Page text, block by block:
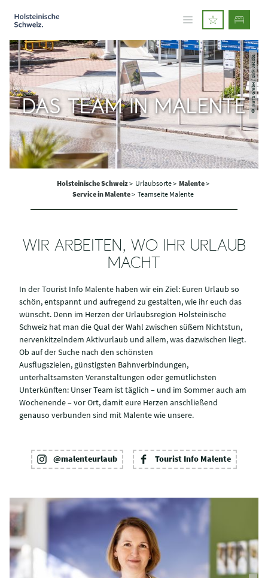
© MaTS GmbH / Dirk Jacobs
DAS TEAM IN MALENTE
Holsteinische Schweiz> Urlaubsorte > Malente>
Service in Malente> Teamseite Malente
WIR ARBEITEN, WO IHR URLAUB
MACHT
In der Tourist Info Malente haben wir ein Ziel: Euren Urlaub so
schön, entspannt und aufregend zu gestalten, wie ihr euch das
wünscht. Denn im Herzen der Urlaubsregion Holsteinische
Schweiz hat man die Qual der Wahl zwischen süßem Nichtstun,
nervenkitzelndem Aktivurlaub und allem, was dazwischen liegt.
Ob auf der Suche nach den schönsten
Ausflugszielen, günstigsten Bahnverbindungen,
unterhaltsamsten Veranstaltungen oder gemütlichsten
Unterkünften: Unser Team ist täglich – und im Sommer auch am
Wochenende – vor Ort, damit eure Herzen anschließend
genauso verbunden sind mit Malente wie unsere.
@malenteurlaub Tourist Info Malente